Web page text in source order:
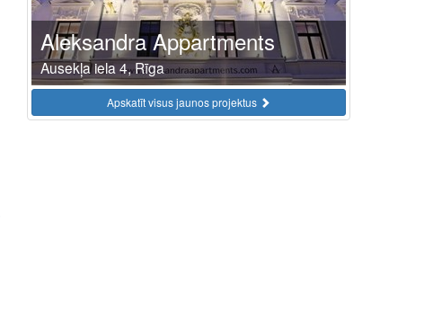
Aleksandra Appartments
Ausekļa iela 4, Rīga
Apskatīt visus jaunos projektus